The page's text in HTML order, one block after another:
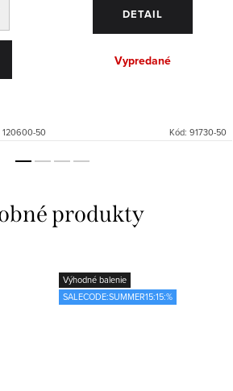
120600-50
DETAIL
Vypredané
Kód: 91730-50
Výhodné balenie
SALECODE:SUMMER15:15:%